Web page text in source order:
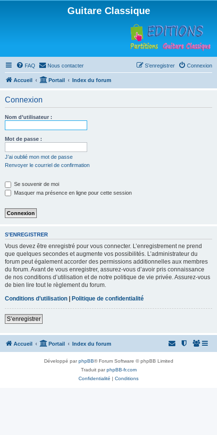
Guitare Classique
FAQ Nous contacter Connexion
S’enregistrer
Accueil Portail Index du forum
Connexion
Nom d’utilisateur :
Mot de passe :
J’ai oublié mon mot de passe
Renvoyer le courriel de confirmation
Se souvenir de moi
Masquer ma présence en ligne pour cette session
S’ENREGISTRER
Vous devez être enregistré pour vous connecter. L’enregistrement ne prend
que quelques secondes et augmente vos possibilités. L’administrateur du
forum peut également accorder des permissions additionnelles aux membres
du forum. Avant de vous enregistrer, assurez-vous d’avoir pris connaissance
de nos conditions d’utilisation et de notre politique de vie privée. Assurez-vous
de bien lire tout le règlement du forum.
Conditions d’utilisation | Politique de confidentialité
S’enregistrer
Accueil Portail Index du forum
Développé parphpBB® Forum Software © phpBB Limited
Traduit parphpBB-fr.com
Confidentialité | Conditions